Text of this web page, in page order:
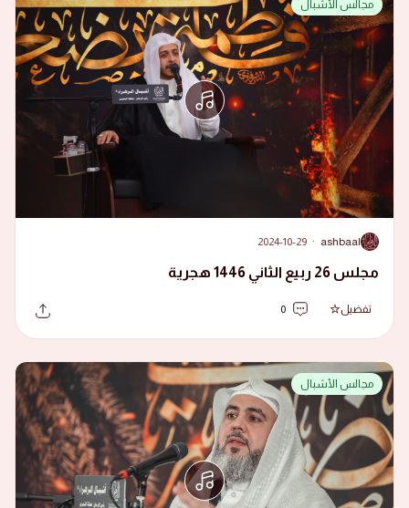
مجالس الأشبال
A
ashbaal
·
2024-10-29
مجلس 26 ربيع الثاني 1446 هجرية
تفضيل 0
مجالس الأشبال